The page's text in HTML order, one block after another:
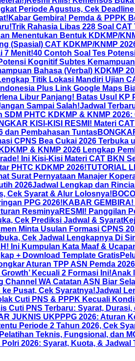
Periode Agustus, Cek
Kabar Gembira! Pemda & PPPK
Trik Rahasia Libas 228 Soal
Menentukan Bentuk KDKMP/
(Spasial) CAT KDKMP/KNMP
7 Menit!40 Contoh Soal Tes
Kognitif Subtes
Bahasa (Verbal) KDKMP
Titik Lokasi Mandiri Ujian
Plus Link Google Maps
Libur Panjang! Batas Usul KP
Sampai Salah!Jadwal
PHTC KDKMP & KNMP
KISI-KISI RESMI! Materi
dan Pembahasan Tuntas
CPNS Bea Cukai 2026 Terbuka
& KNMP 2026 Lengkap
Ini Kisi-Kisi Materi CAT BKN
PHTC KDKMP 2026!TUTORIAL
Surat Pernyataan Manajer
2026Jadwal Lengkap dan
Cek Syarat & Alur Lolosnya!
PPG 2026! KABAR
ResminyaRESMI! Panggilan
Cek Prediksi Jadwal & Syarat
Minta Usulan Formasi CPNS
Cek Jadwal Lengkapnya Di
Ini Kumpulan Kata Maaf &
+ Download Template Gratis
Aturan TPP ASN Pemda
Kecuali 2 Formasi Ini!Anak
WA Catatan ASN Biar
Pusat, Cek Syaratnya!Jadwal
Cuti PNS & PPPK Kecuali
Cuti PNS Terbaru: Syarat,
JUKNIS UKPPPG 2026: Aturan
Periode 2 Tahun 2026, Cek
Teknis, Fungsional, dan
2026: Syarat, Kuota, & Jadwal